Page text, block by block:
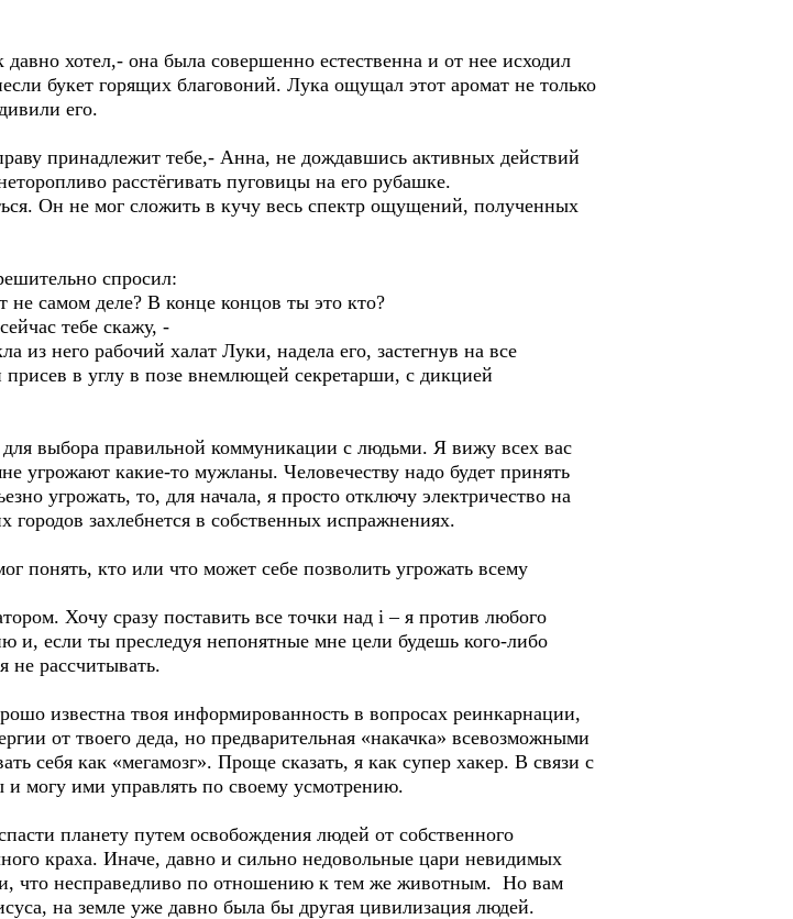
хотел,- она была совершенно естественна и от нее исходил
букет горящих благовоний. Лука ощущал этот аромат не только
его.
принадлежит тебе,- Анна, не дождавшись активных действий
расстёгивать пуговицы на его рубашке.
Он не мог сложить в кучу весь спектр ощущений, полученных
спросил:
самом деле? В конце концов ты это кто?
тебе скажу, -
него рабочий халат Луки, надела его, застегнув на все
в углу в позе внемлющей секретарши, с дикцией
выбора правильной коммуникации с людьми. Я вижу всех вас
угрожают какие-то мужланы. Человечеству надо будет принять
угрожать, то, для начала, я просто отключу электричество на
захлебнется в собственных испражнениях.
понять, кто или что может себе позволить угрожать всему
Хочу сразу поставить все точки над i – я против любого
если ты преследуя непонятные мне цели будешь кого-либо
не рассчитывать.
известна твоя информированность в вопросах реинкарнации,
от твоего деда, но предварительная «накачка» всевозможными
себя как «мегамозг». Проще сказать, я как супер хакер. В связи с
могу ими управлять по своему усмотрению.
планету путем освобождения людей от собственного
краха. Иначе, давно и сильно недовольные цари невидимых
что несправедливо по отношению к тем же животным. Но вам
на земле уже давно была бы другая цивилизация людей.